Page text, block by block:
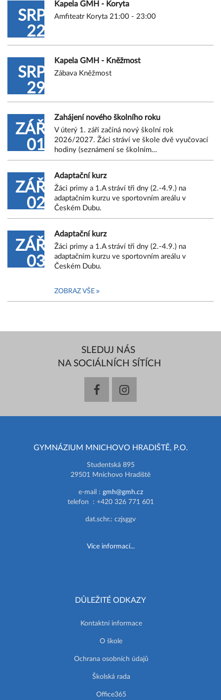
SRP
22
Kapela GMH - Koryta
Amfiteatr Koryta 21:00 - 23:00
SRP
29
Kapela GMH - Kněžmost
Zábava Kněžmost
ZÁŘ
01
Zahájení nového školního roku
V úterý 1. září začíná nový školní rok
2026/2027. Žáci stráví ve škole dvě vyučovací
hodiny (seznámení se školním…
ZÁŘ
02
Adaptační kurz
Žáci primy a 1.A stráví tři dny (2.-4.9.) na
adaptačním kurzu ve sportovním areálu v
Českém Dubu.
ZÁŘ
03
Adaptační kurz
Žáci primy a 1.A stráví tři dny (2.-4.9.) na
adaptačním kurzu ve sportovním areálu v
Českém Dubu.
ZOBRAZ VŠE
SLEDUJ NÁS
NA SOCIÁLNÍCH SÍTÍCH
facebookinstagram
GYMNÁZIUM MNICHOVO HRADIŠTĚ, P.O.
Studentská 895
29501 Mnichovo Hradiště
e-mail : gmh@gmh.cz
telefon : +420 326 771 601
dat.schr.: czjsggv
Více informací...
DŮLEŽITÉ ODKAZY
Kontaktní informace
O škole
Ochrana osobních údajů
Školská rada
Office365